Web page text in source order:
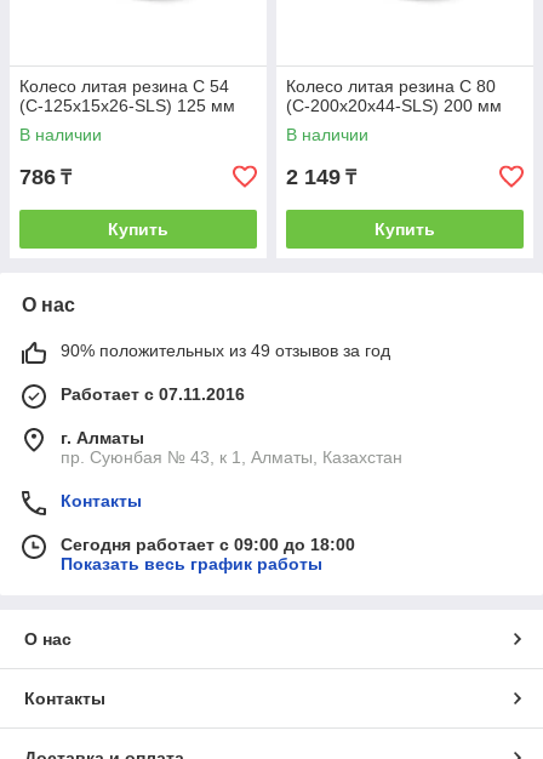
Колесо литая резина C 54
(C-125х15х26-SLS) 125 мм
В наличии
786 ₸
Купить
Колесо литая резина C 80
(C-200х20х44-SLS) 200 мм
В наличии
2 149 ₸
Купить
О нас
90% положительных из 49 отзывов за год
Работает с 07.11.2016
г. Алматы
пр. Суюнбая № 43, к 1, Алматы, Казахстан
Контакты
Сегодня работает с 09:00 до 18:00
Показать весь график работы
О нас
Контакты